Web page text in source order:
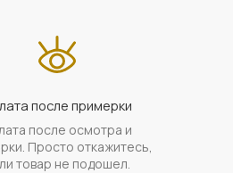
после примерки
после осмотра и
Просто откажитесь,
товар не подошел.